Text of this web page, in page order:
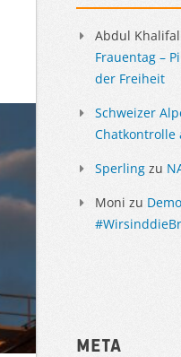
Abdul Khalifal
Frauentag –
der Freiheit
Schweizer
Chatkontrolle
Sperling zu
Moni zu
Meta